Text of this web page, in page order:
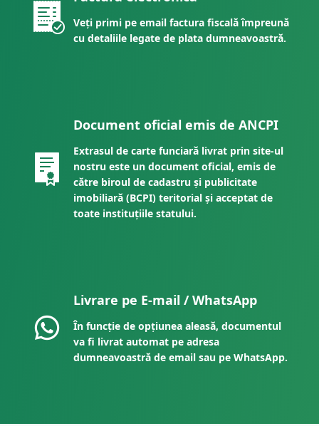
Veți primi pe email factura fiscală împreună
cu detaliile legate de plata dumneavoastră.
Document oficial emis de ANCPI
Extrasul de carte funciară livrat prin site-ul
nostru este un document oficial, emis de
către biroul de cadastru și publicitate
imobiliară (BCPI) teritorial și acceptat de
toate instituțiile statului.
Livrare pe E-mail / WhatsApp
În funcție de opțiunea aleasă, documentul
va fi livrat automat pe adresa
dumneavoastră de email sau pe WhatsApp.